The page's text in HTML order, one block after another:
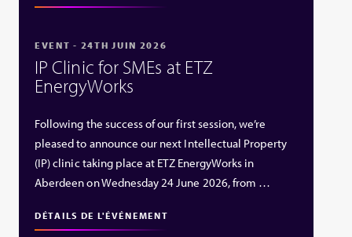
EVENT - 24TH JUIN 2026
IP Clinic for SMEs at ETZ
EnergyWorks
Following the success of our first session, we’re
pleased to announce our next Intellectual Property
(IP) clinic taking place at ETZ EnergyWorks in
Aberdeen on Wednesday 24 June 2026, from …
DÉTAILS DE L'ÉVÉNEMENT